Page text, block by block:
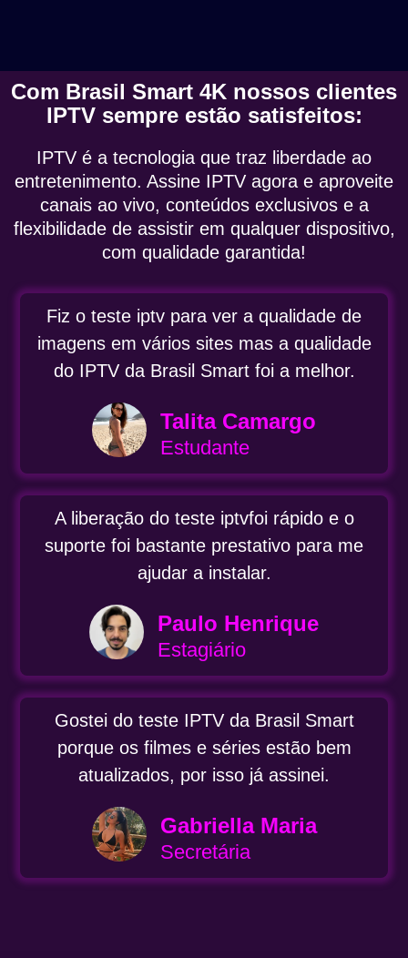
Com Brasil Smart 4K nossos clientes
IPTV sempre estão satisfeitos:
IPTV é a tecnologia que traz liberdade ao
entretenimento. Assine IPTV agora e aproveite
canais ao vivo, conteúdos exclusivos e a
flexibilidade de assistir em qualquer dispositivo,
com qualidade garantida!
Fiz o teste iptv para ver a qualidade de
imagens em vários sites mas a qualidade
do IPTV da Brasil Smart foi a melhor.
Talita Camargo
Estudante
A liberação do teste iptvfoi rápido e o
suporte foi bastante prestativo para me
ajudar a instalar.
Paulo Henrique
Estagiário
Gostei do teste IPTV da Brasil Smart
porque os filmes e séries estão bem
atualizados, por isso já assinei.
Gabriella Maria
Secretária